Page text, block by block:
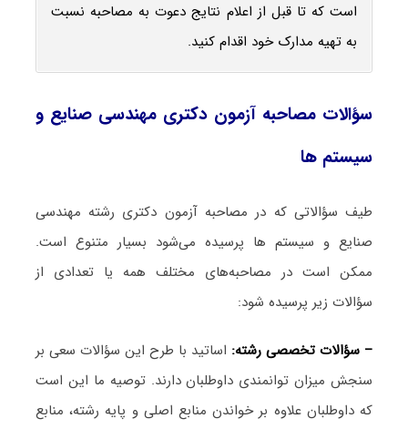
است که تا قبل از اعلام نتایج دعوت به مصاحبه نسبت
به تهیه مدارک خود اقدام کنید.
سؤالات مصاحبه آزمون دکتری مهندسی صنایع و
سیستم ها
طیف سؤالاتی که در مصاحبه آزمون دکتری رشته مهندسی
صنایع و سیستم ها پرسیده می‌شود بسیار متنوع است.
ممکن است در مصاحبه‌های مختلف همه یا تعدادی از
سؤالات زیر پرسیده شود:
– سؤالات تخصصی رشته: اساتید با طرح این سؤالات سعی بر
سنجش میزان توانمندی داوطلبان دارند. توصیه ما این است
که داوطلبان علاوه بر خواندن منابع اصلی و پایه رشته، منابع